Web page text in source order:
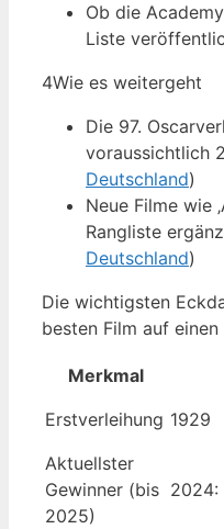
Ob die
Liste
4Wie es weitergeht
Die 97.
voraussichtlich
Deutschland)
Neue Filme wie
Rangliste
Deutschland)
Die wichtigsten
besten Film auf einen
Merkmal
Erstverleihung 1929
Aktuellster
Gewinner (bis
2025)
2024: